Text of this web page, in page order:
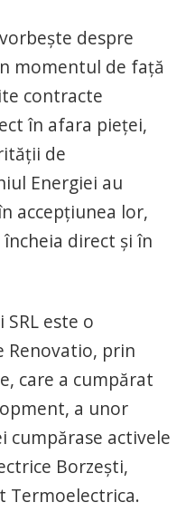
despre
momentul de față
contracte
în afara pieței,
de
Energiei au
accepțiunea lor,
direct și în
este o
Renovatio, prin
care a cumpărat
a unor
cumpărase activele
Borzești,
Termoelectrica.